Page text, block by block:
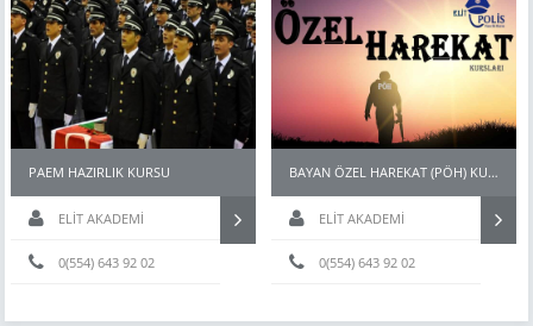
PAEM HAZIRLIK KURSU
ELİT AKADEMİ
0(554) 643 92 02
BAYAN ÖZEL HAREKAT (PÖH) KURSLARI
ELİT AKADEMİ
0(554) 643 92 02